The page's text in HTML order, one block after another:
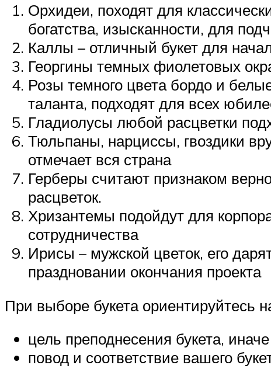
Орхидеи, походят для
богатства, изысканности, для
Каллы – отличный букет для
Георгины темных фиолетовых
Розы темного цвета бордо и
таланта, подходят для всех
Гладиолусы любой расцветки
Тюльпаны, нарциссы, гвоздики
отмечает вся страна
Герберы считают признаком
расцветок.
Хризантемы подойдут для
сотрудничества
Ирисы – мужской цветок, его
праздновании окончания проекта
При выборе букета ориентируйтесь
цель преподнесения букета,
повод и соответствие вашего